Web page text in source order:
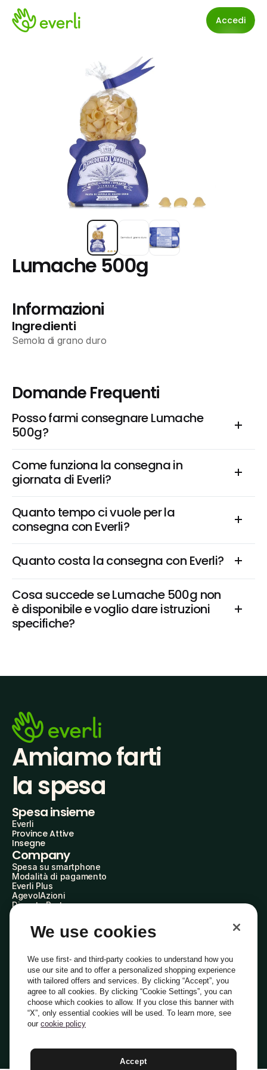
Accedi
Lumache 500g
Informazioni
Ingredienti
Semola di grano duro
Domande Frequenti
Posso farmi consegnare Lumache
500g?
Come funziona la consegna in
giornata di Everli?
Quanto tempo ci vuole per la
consegna con Everli?
Quanto costa la consegna con Everli?
Cosa succede se Lumache 500g non
è disponibile e voglio dare istruzioni
specifiche?
Amiamo farti
la spesa
Spesa insieme
Everli
Province Attive
Insegne
Company
Spesa su smartphone
Modalità di pagamento
Everli Plus
AgevolAzioni
Diventa Partner
Everli Shoppers
About Us
Everli News
Domande frequenti
Lavora con noi
Diventa Shopper
Investitori
PrivacyCookiePreferenze Cookie
Termini e CondizioniCodice Etico
Indirizzo PEC: everli@pec.it - indirizzo DPO: dpo@everli.com
Italiano
We use cookies
We use first- and third-party cookies to understand how you
use our site and to offer a personalized shopping experience
with tailored offers and services. By clicking “Accept”, you
agree to all cookies. By clicking “Cookie Settings”, you can
choose which cookies to allow. If you close this banner with
“X”, only essential cookies will be used. To learn more, see
our cookie policy
Accept